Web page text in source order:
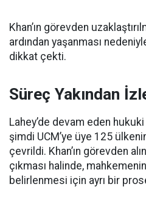
Khan’ın görevden
ardından yaşanması
dikkat çekti.
Süreç Yakından
Lahey’de devam eden
şimdi UCM’ye üye 125
çevrildi. Khan’ın görevden
çıkması halinde,
belirlenmesi için ayrı bir